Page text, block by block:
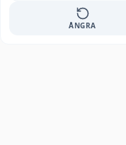
ÅNGRA